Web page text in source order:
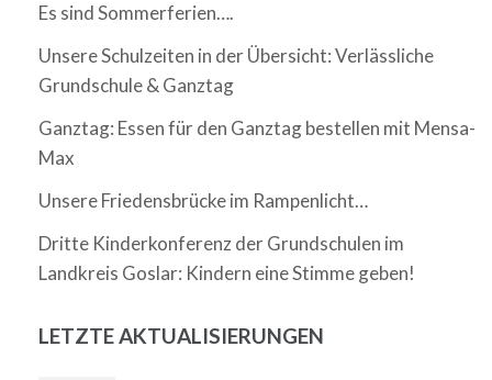
Es sind Sommerferien….
Unsere Schulzeiten in der Übersicht: Verlässliche
Grundschule & Ganztag
Ganztag: Essen für den Ganztag bestellen mit Mensa-
Max
Unsere Friedensbrücke im Rampenlicht…
Dritte Kinderkonferenz der Grundschulen im
Landkreis Goslar: Kindern eine Stimme geben!
LETZTE AKTUALISIERUNGEN